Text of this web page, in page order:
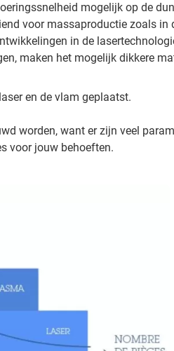
mogelijk op de
voor massaproductie zoals in
in de
maken het mogelijk dikkere
en de vlam geplaatst.
worden, want er zijn veel
voor jouw behoeften.